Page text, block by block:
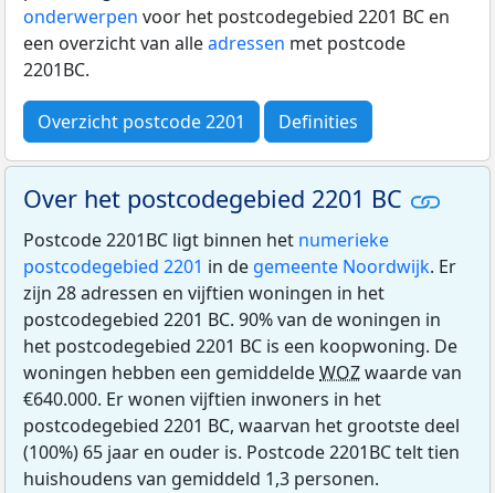
onderwerpen voor het postcodegebied 2201 BC en
een overzicht van alleadressen met postcode
2201BC.
Overzicht postcode 2201 Definities
Over het postcodegebied 2201 BC
Postcode 2201BC ligt binnen het numerieke
postcodegebied 2201 in de gemeente Noordwijk. Er
zijn 28 adressen en vijftien woningen in het
postcodegebied 2201 BC. 90% van de woningen in
het postcodegebied 2201 BC is een koopwoning. De
woningen hebben een gemiddeldeWOZwaarde van
€640.000. Er wonen vijftien inwoners in het
postcodegebied 2201 BC, waarvan het grootste deel
(100%) 65 jaar en ouder is. Postcode 2201BC telt tien
huishoudens van gemiddeld 1,3 personen.